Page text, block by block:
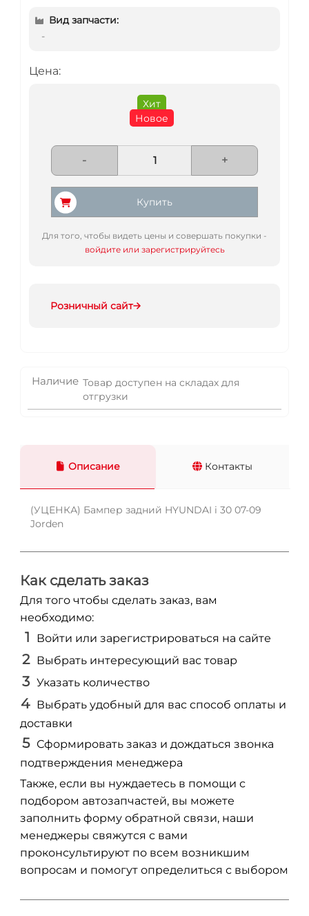
Вид запчасти:
-
Цена:
Хит
Новое
- +
Купить
Для того, чтобы видеть цены и совершать покупки -
войдите или зарегистрируйтесь
Розничный сайт
Наличие Товар доступен на складах для
отгрузки
Описание Контакты
(УЦЕНКА) Бампер задний HYUNDAI i 30 07-09
Jorden
Как сделать заказ
Для того чтобы сделать заказ, вам
необходимо:
Войти или зарегистрироваться на сайте
Выбрать интересующий вас товар
Указать количество
Выбрать удобный для вас способ оплаты и
доставки
Сформировать заказ и дождаться звонка
подтверждения менеджера
Также, если вы нуждаетесь в помощи с
подбором автозапчастей, вы можете
заполнить форму обратной связи, наши
менеджеры свяжутся с вами
проконсультируют по всем возникшим
вопросам и помогут определиться с выбором